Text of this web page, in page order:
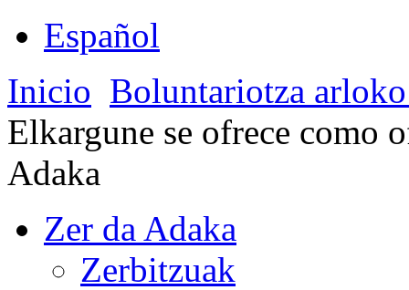
Español
Inicio Boluntariotza
Elkargune se ofrece como
Adaka
Zer da Adaka
Zerbitzuak